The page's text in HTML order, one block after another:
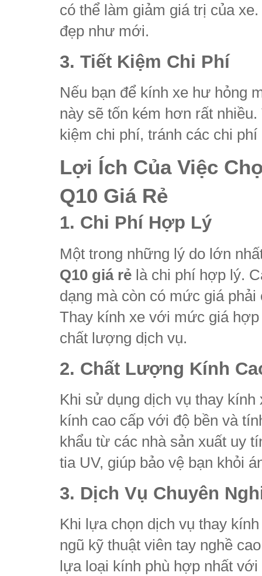
có thể làm giảm giá trị của
đẹp như mới.
3. Tiết Kiệm Chi Phí
Nếu bạn để kính xe hư hỏng
này sẽ tốn kém hơn rất
kiệm chi phí, tránh các chi
Lợi Ích Của Việc
Q10 Giá Rẻ
1. Chi Phí Hợp Lý
Một trong những lý do lớn
Q10 giá rẻ là chi phí hợp lý.
dạng mà còn có mức giá
Thay kính xe với mức giá
chất lượng dịch vụ.
2. Chất Lượng Kính
Khi sử dụng dịch vụ thay
kính cao cấp với độ bền và
khẩu từ các nhà sản xuất uy
tia UV, giúp bảo vệ bạn khỏi
3. Dịch Vụ Chuyên
Khi lựa chọn dịch vụ thay
ngũ kỹ thuật viên tay nghề
lựa loại kính phù hợp nhất